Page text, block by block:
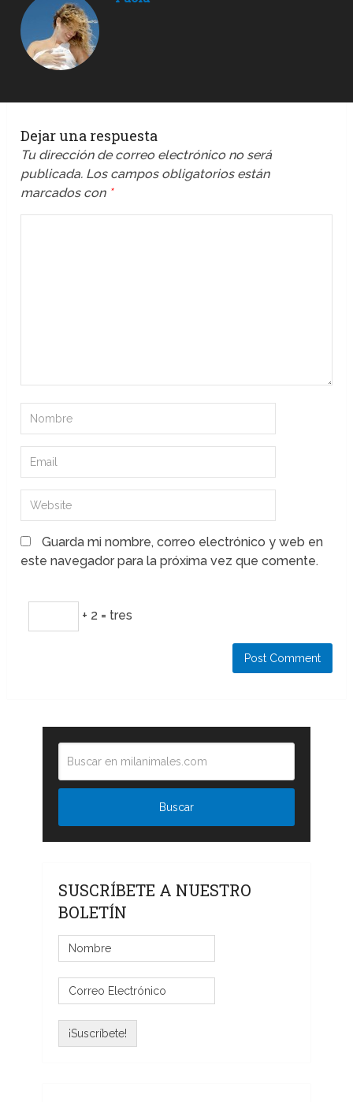
Dejar una respuesta
Tu dirección de correo electrónico no será
publicada. Los campos obligatorios están
marcados con *
Guarda mi nombre, correo electrónico y web en
este navegador para la próxima vez que comente.
+ 2 = tres
SUSCRÍBETE A NUESTRO
BOLETÍN